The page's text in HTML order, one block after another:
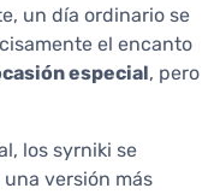
un día ordinario se
el encanto
especial, pero
los syrniki se
versión más